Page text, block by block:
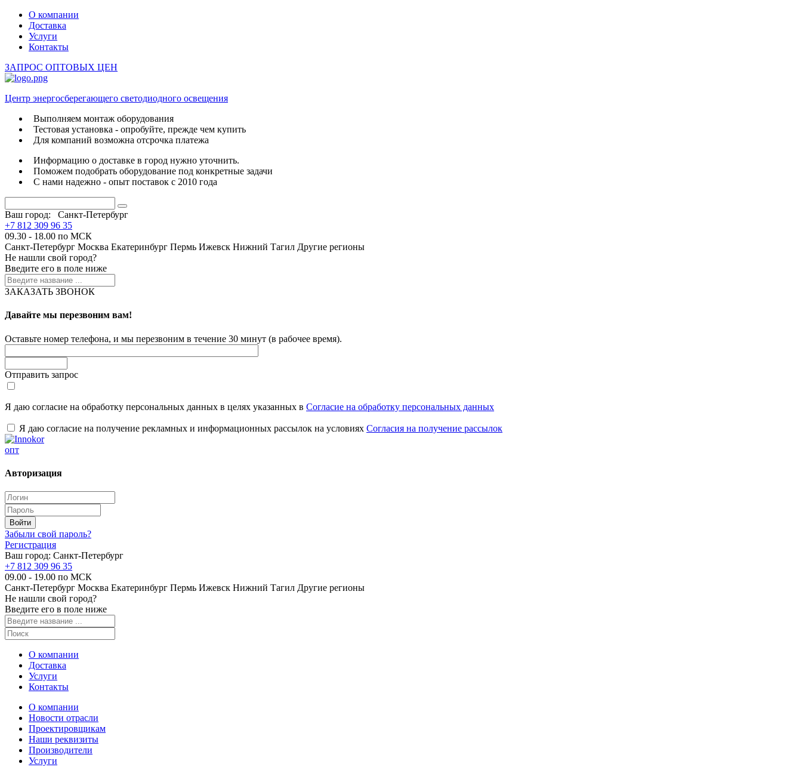
О компании
Доставка
Услуги
Контакты
ЗАПРОС ОПТОВЫХ ЦЕН
Центр энергосберегающего светодиодного освещения
Выполняем монтаж оборудования
Тестовая установка - опробуйте, прежде чем купить
Для компаний возможна отсрочка платежа
Информацию о доставке в город нужно уточнить.
Поможем подобрать оборудование под конкретные задачи
С нами надежно - опыт поставок с 2010 года
Ваш город:
Санкт-Петербург
+7 812 309 96 35
09.30 - 18.00 по МСК
Санкт-Петербург Москва Екатеринбург Пермь Ижевск Нижний Тагил Другие регионы
Не нашли свой город?
Введите его в поле ниже
ЗАКАЗАТЬ ЗВОНОК
Давайте мы перезвоним вам!
Оставьте номер телефона, и мы перезвоним в течение 30 минут (в рабочее время).
Отправить запрос
Я даю согласие на обработку персональных данных в целях указанных в Согласие на обработку персональных данных
Я даю согласие на получение рекламных и информационных рассылок на условиях Согласия на получение рассылок
опт
Авторизация
Забыли свой пароль?
Регистрация
Ваш город: Санкт-Петербург
+7 812 309 96 35
09.00 - 19.00 по МСК
Санкт-Петербург Москва Екатеринбург Пермь Ижевск Нижний Тагил Другие регионы
Не нашли свой город?
Введите его в поле ниже
О компании
Доставка
Услуги
Контакты
О компании
Новости отрасли
Проектировщикам
Наши реквизиты
Производители
Услуги